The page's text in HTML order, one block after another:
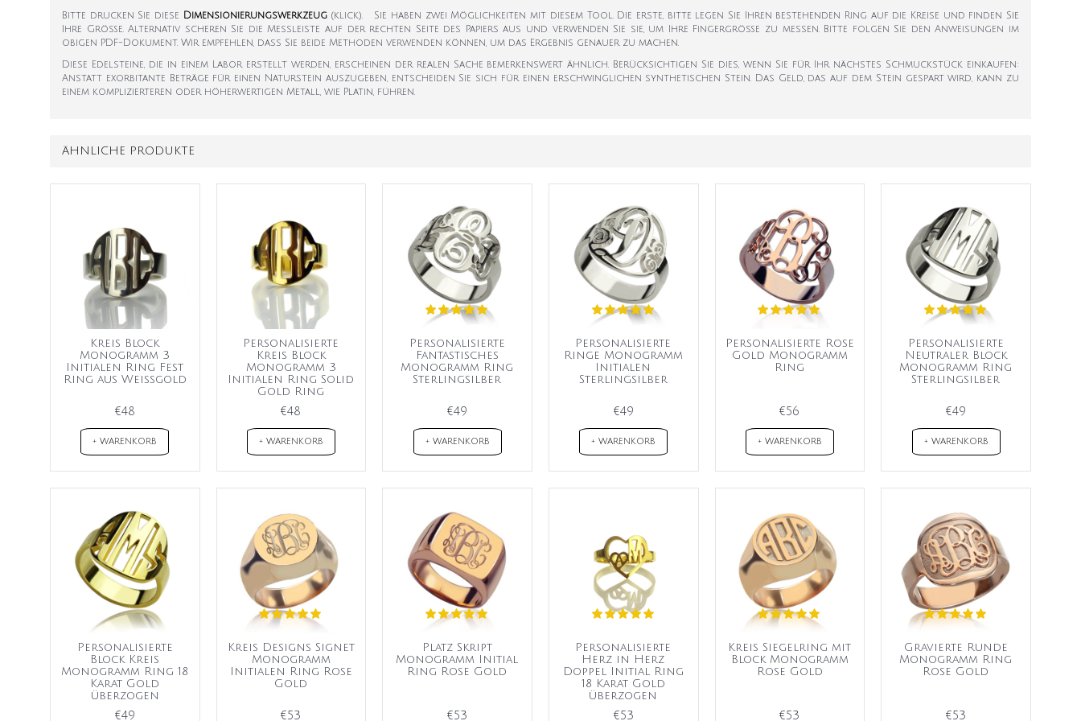
Bitte drucken Sie diese Dimensionierungswerkzeug (klick). Sie haben zwei Möglichkeiten mit diesem Tool. Die erste, bitte legen Sie Ihren bestehenden Ring auf die Kreise und finden Sie
Ihre Größe. Alternativ scheren Sie die Messleiste auf der rechten Seite des Papiers aus und verwenden Sie sie, um Ihre Fingergröße zu messen. Bitte folgen Sie den Anweisungen im
obigen PDF-Dokument. Wir empfehlen, dass Sie beide Methoden verwenden können, um das Ergebnis genauer zu machen.
Diese Edelsteine, die in einem Labor erstellt werden, erscheinen der realen Sache bemerkenswert ähnlich. Berücksichtigen Sie dies, wenn Sie für Ihr nächstes Schmuckstück einkaufen:
Anstatt exorbitante Beträge für einen Naturstein auszugeben, entscheiden Sie sich für einen erschwinglichen synthetischen Stein. Das Geld, das auf dem Stein gespart wird, kann zu
einem komplizierteren oder höherwertigen Metall, wie Platin, führen.
ÄHNLICHE PRODUKTE
Kreis Block
Monogramm 3
Initialen Ring Fest
Ring aus Weißgold
€48
+ WARENKORB
Personalisierte
Kreis Block
Monogramm 3
Initialen Ring Solid
Gold Ring
€48
+ WARENKORB
Personalisierte
Fantastisches
Monogramm Ring
Sterlingsilber
€49
+ WARENKORB
Personalisierte
Ringe Monogramm
Initialen
Sterlingsilber
€49
+ WARENKORB
Personalisierte Rose
Gold Monogramm
Ring
€56
+ WARENKORB
Personalisierte
Neutraler Block
Monogramm Ring
Sterlingsilber
€49
+ WARENKORB
Personalisierte
Block Kreis
Monogramm Ring 18
Karat Gold
überzogen
€49
Kreis Designs Signet
Monogramm
Initialen Ring Rose
Gold
€53
Platz Skript
Monogramm Initial
Ring Rose Gold
€53
Personalisierte
Herz in Herz
Doppel Initial Ring
18 Karat Gold
überzogen
€53
Kreis Siegelring mit
Block Monogramm
Rose Gold
€53
Gravierte Runde
Monogramm Ring
Rose Gold
€53